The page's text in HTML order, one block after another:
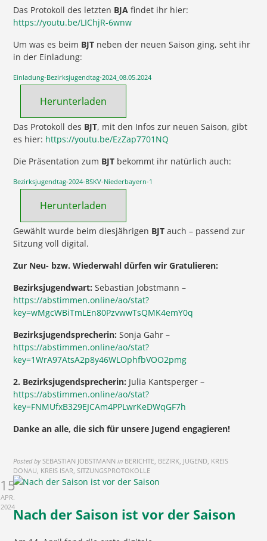
Das Protokoll des letzten BJAfindet ihr hier:
https://youtu.be/LIChjR-6wnw
Um was es beim BJT neben der neuen Saison ging, seht ihr
in der Einladung:
Einladung-Bezirksjugendtag-2024_08.05.2024
Herunterladen
Das Protokoll des BJT, mit den Infos zur neuen Saison, gibt
es hier: https://youtu.be/EzZap7701NQ
Die Präsentation zum BJT bekommt ihr natürlich auch:
Bezirksjugendtag-2024-BSKV-Niederbayern-1
Herunterladen
Gewählt wurde beim diesjährigen BJTauch – passend zur
Sitzung voll digital.
Zur Neu- bzw. Wiederwahl dürfen wir Gratulieren:
Bezirksjugendwart:Sebastian Jobstmann –
https://abstimmen.online/ao/stat?
key=wMgcWBiTmLEn80PzvwwTsQMK4emY0q
Bezirksjugendsprecherin:Sonja Gahr –
https://abstimmen.online/ao/stat?
key=1WrA97AtsA2p8y46WLOphfbVOO2pmg
2. Bezirksjugendsprecherin: Julia Kantsperger –
https://abstimmen.online/ao/stat?
key=FNMUfxB329EJCAm4PPLwrKeDWqGF7h
Danke an alle, die sich für unsere Jugend engagieren!
Posted by SEBASTIAN JOBSTMANN in BERICHTE, BEZIRK, JUGEND, KREIS
DONAU, KREIS ISAR, SITZUNGSPROTOKOLLE
15
APR.
2024Nach der Saison ist vor der Saison